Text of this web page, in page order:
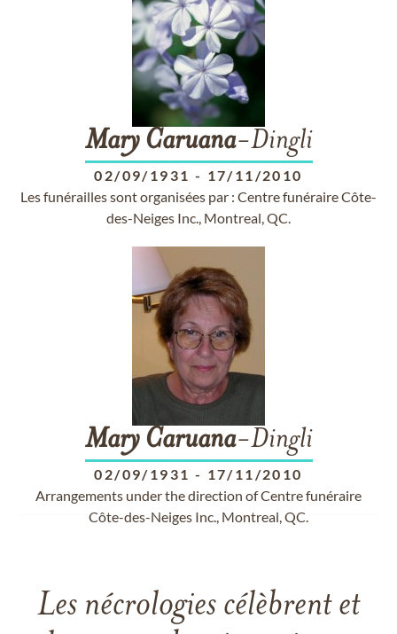
Mary Caruana-Dingli
02/09/1931 - 17/11/2010
Les funérailles sont organisées par : Centre funéraire Côte-
des-Neiges Inc., Montreal, QC.
Mary Caruana-Dingli
02/09/1931 - 17/11/2010
Arrangements under the direction of Centre funéraire
Côte-des-Neiges Inc., Montreal, QC.
Les nécrologies célèbrent et